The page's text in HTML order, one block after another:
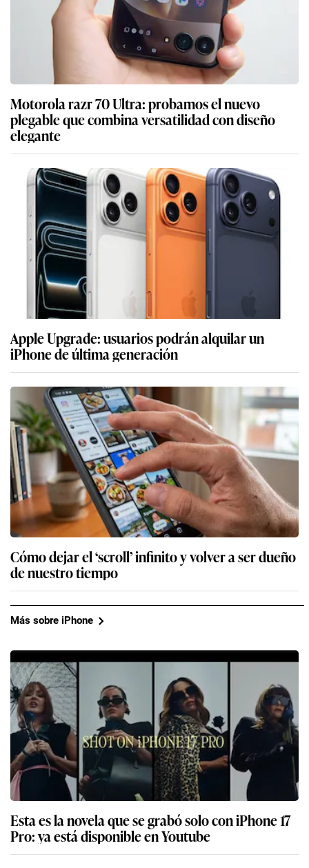
Motorola razr 70 Ultra: probamos el nuevo
plegable que combina versatilidad con diseño
elegante
Apple Upgrade: usuarios podrán alquilar un
iPhone de última generación
Cómo dejar el ‘scroll’ infinito y volver a ser dueño
de nuestro tiempo
Más sobre iPhone
Esta es la novela que se grabó solo con iPhone 17
Pro: ya está disponible en Youtube